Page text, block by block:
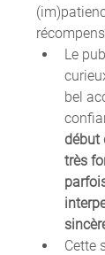
Le
bel
début
très
Cette